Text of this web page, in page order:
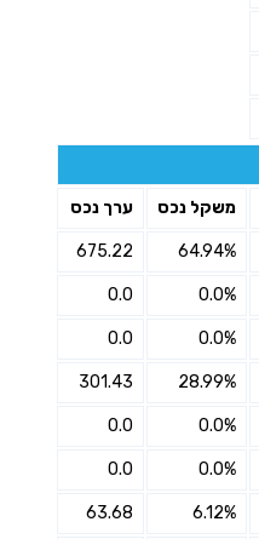
משקל נכס ערך נכס
64.94%
675.22
0.0%
0.0
0.0%
0.0
28.99%
301.43
0.0%
0.0
0.0%
0.0
6.12%
63.68